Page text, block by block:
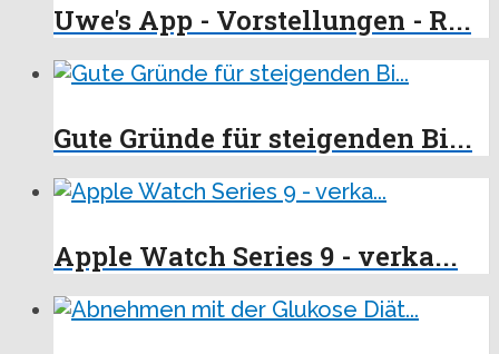
Uwe's App - Vorstellungen - R...
Gute Gründe für steigenden Bi...
Apple Watch Series 9 - verka...